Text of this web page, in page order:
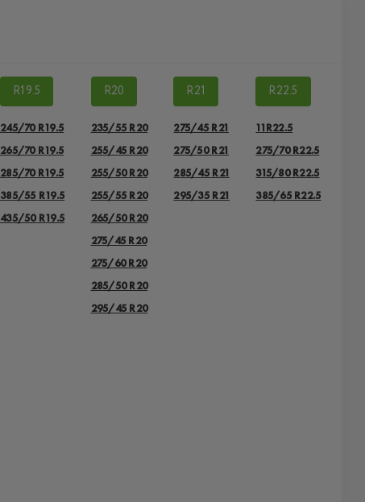
R19.5
245/70 R19.5
265/70 R19.5
285/70 R19.5
385/55 R19.5
435/50 R19.5
R20
235/55 R20
255/45 R20
255/50 R20
255/55 R20
265/50 R20
275/45 R20
275/60 R20
285/50 R20
295/45 R20
R21
275/45 R21
275/50 R21
285/45 R21
295/35 R21
R22.5
11R22.5
275/70 R22.5
315/80 R22.5
385/65 R22.5